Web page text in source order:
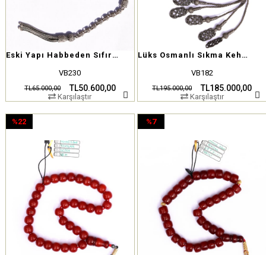
Eski Yapı Habbeden Sıfır Yapı Osmanlı Sıkma Kehribar Tesbih
VB230
TL50.600,00
TL65.000,00
Karşılaştır
Lüks Osmanlı Sıkma Kehribar Tesbih – Koleksiyoncuya Özel
VB182
TL185.000,00
TL195.000,00
Karşılaştır
%22
%7